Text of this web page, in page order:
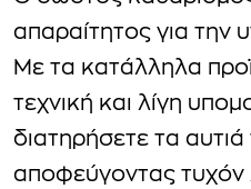
απαραίτητος για την
Με τα κατάλληλα
τεχνική και λίγη
διατηρήσετε τα
αποφεύγοντας τυχόν